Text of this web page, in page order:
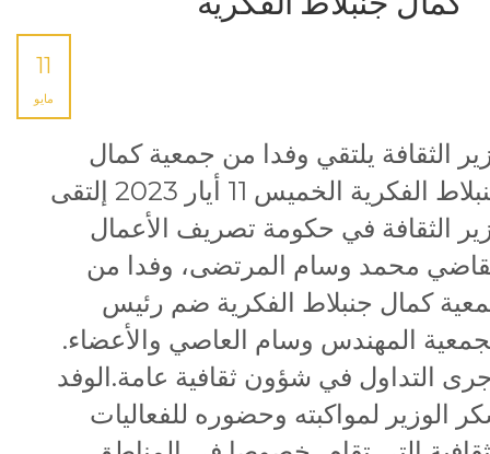
11
مايو
الثقافة يلتقي وفدا من جمعية كمال
جنبلاط الفكرية الخميس 11 أيار 2023 إلتقى
الثقافة في حكومة تصريف الأعمال
محمد وسام المرتضى، وفدا من
كمال جنبلاط الفكرية ضم رئيس
المهندس وسام العاصي والأعضاء.
التداول في شؤون ثقافية عامة.الوفد
الوزير لمواكبته وحضوره للفعاليات